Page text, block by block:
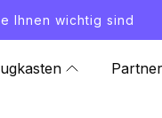
Ihnen wichtig sind
Partner